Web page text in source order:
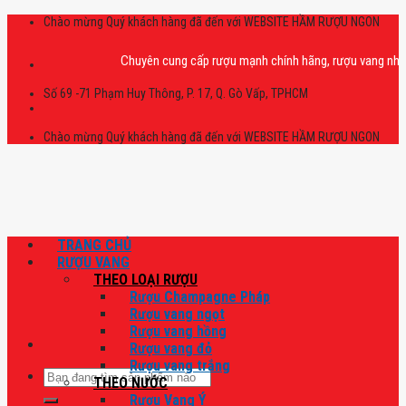
Skip
Chào mừng Quý khách hàng đã đến với WEBSITE HẦM RƯỢU NGON
Chuyên cung cấp rượu mạnh chính hãng, rượu vang nhập
Số 69 -71 Phạm Huy Thông, P. 17, Q. Gò Vấp, TPHCM
Chào mừng Quý khách hàng đã đến với WEBSITE HẦM RƯỢU NGON
Tìm
kiếm:
TRANG CHỦ
RƯỢU VANG
THEO LOẠI RƯỢU
Rượu Champagne Pháp
Rượu vang ngọt
Rượu vang hồng
Rượu vang đỏ
Rượu vang trắng
THEO NƯỚC
Rượu Vang Ý